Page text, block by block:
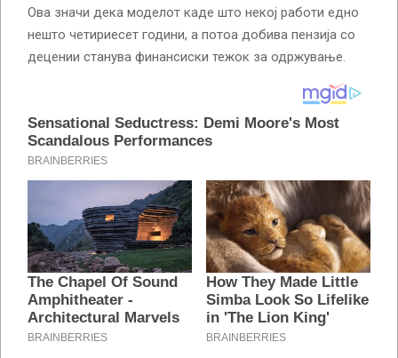
Ова значи дека моделот каде што некој работи едно
нешто четириесет години, а потоа добива пензија со
децении станува финансиски тежок за одржување.